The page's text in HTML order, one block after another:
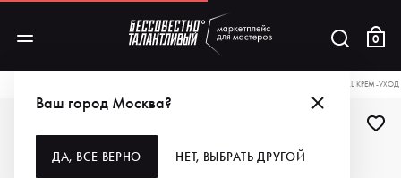
0
Ваш город Москва?
ДА, ВСЕ ВЕРНО НЕТ, ВЫБРАТЬ ДРУГОЙ
ARAVIA PROFESSIONAL КРЕМ-